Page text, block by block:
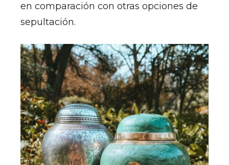
en comparación con otras opciones de
sepultación.